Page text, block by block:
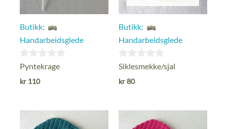
Butikk:
Handarbeidsglede
0
ut
Pyntekrage
kr 110
Butikk:
Handarbeidsglede
0
ut
Siklesmekke/sjal
kr80